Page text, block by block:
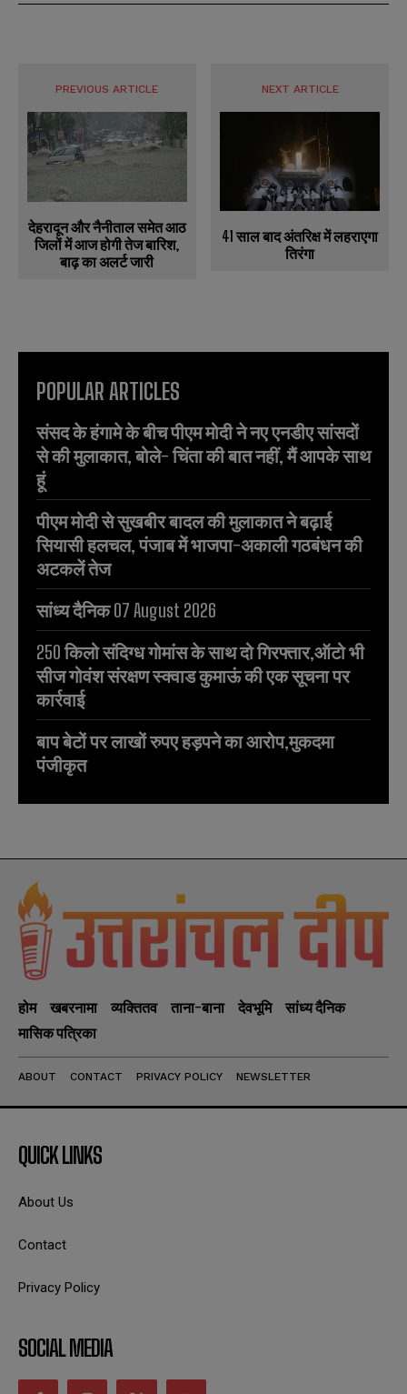
PREVIOUS ARTICLE
देहरादून और नैनीताल समेत आठ
जिलों में आज होगी तेज बारिश,
बाढ़ का अलर्ट जारी
NEXT ARTICLE
41 साल बाद अंतरिक्ष में लहराएगा
तिरंगा
POPULAR ARTICLES
संसद के हंगामे के बीच पीएम मोदी ने नए एनडीए सांसदों
से की मुलाकात, बोले- चिंता की बात नहीं, मैं आपके साथ
हूं
पीएम मोदी से सुखबीर बादल की मुलाकात ने बढ़ाई
सियासी हलचल, पंजाब में भाजपा-अकाली गठबंधन की
अटकलें तेज
सांध्य दैनिक 07 August 2026
250 किलो संदिग्ध गोमांस के साथ दो गिरफ्तार,ऑटो भी
सीज गोवंश संरक्षण स्क्वाड कुमाऊं की एक सूचना पर
कार्रवाई
बाप बेटों पर लाखों रुपए हड़पने का आरोप,मुकदमा
पंजीकृत
होम खबरनामा व्यक्तितव ताना-बाना देवभूमि
सांध्य दैनिक
मासिक पत्रिका
ABOUT CONTACT PRIVACY POLICY NEWSLETTER
QUICK LINKS
About Us
Contact
Privacy Policy
SOCIAL MEDIA